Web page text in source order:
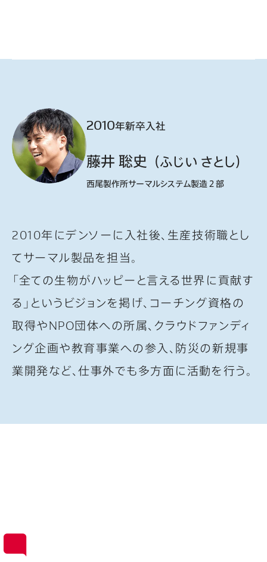
2010年新卒入社
藤井 聡史 （ふじい さとし）
西尾製作所サーマルシステム製造２部
2010年にデンソーに入社後、生産技術職とし
てサーマル製品を担当。
「全ての生物がハッピーと言える世界に貢献す
る」というビジョンを掲げ、コーチング資格の
取得やNPO団体への所属、クラウドファンディ
ング企画や教育事業への参入、防災の新規事
業開発など、仕事外でも多方面に活動を行う。